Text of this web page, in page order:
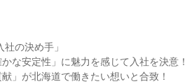
の決め手」
な安定性」に魅力を感じて入社を決意！
」が北海道で働きたい想いと合致！